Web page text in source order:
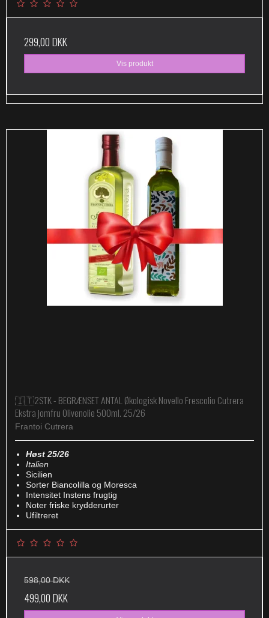
299,00 DKK
Vis produkt
🇮🇹2STK - BEGRÆNSET ANTAL Økologisk Novello Frescolio Cutrera
Ekstra jomfru Olivenolie 500ml. 25/26
Frantoi Cutrera
Høst 25/26
Italien
Sicilien
Sorter Biancolilla og Moresca
Intensitet Instens frugtig
Noter friske krydderurter
Ufiltreret
598,00 DKK
499,00 DKK